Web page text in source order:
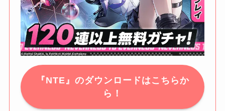
『NTE』のダウンロードはこちらか
ら！